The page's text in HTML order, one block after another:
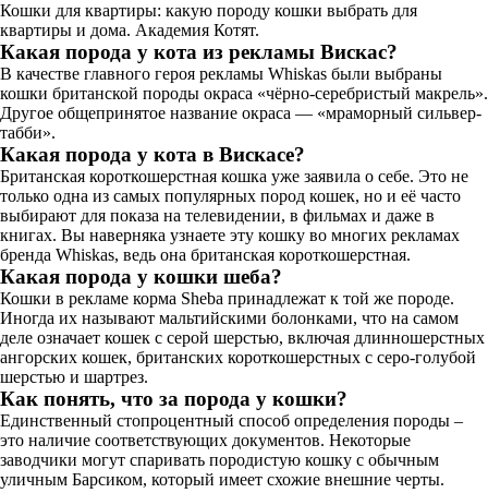
Кошки для квартиры: какую породу кошки выбрать для
квартиры и дома. Академия Котят.
Какая порода у кота из рекламы Вискас?
В качестве главного героя рекламы Whiskas были выбраны
кошки британской породы окраса «чёрно-серебристый макрель».
Другое общепринятое название окраса — «мраморный сильвер-
табби».
Какая порода у кота в Вискасе?
Британская короткошерстная кошка уже заявила о себе. Это не
только одна из самых популярных пород кошек, но и её часто
выбирают для показа на телевидении, в фильмах и даже в
книгах. Вы наверняка узнаете эту кошку во многих рекламах
бренда Whiskas, ведь она британская короткошерстная.
Какая порода у кошки шеба?
Кошки в рекламе корма Sheba принадлежат к той же породе.
Иногда их называют мальтийскими болонками, что на самом
деле означает кошек с серой шерстью, включая длинношерстных
ангорских кошек, британских короткошерстных с серо-голубой
шерстью и шартрез.
Как понять, что за порода у кошки?
Единственный стопроцентный способ определения породы –
это наличие соответствующих документов. Некоторые
заводчики могут спаривать породистую кошку с обычным
уличным Барсиком, который имеет схожие внешние черты.